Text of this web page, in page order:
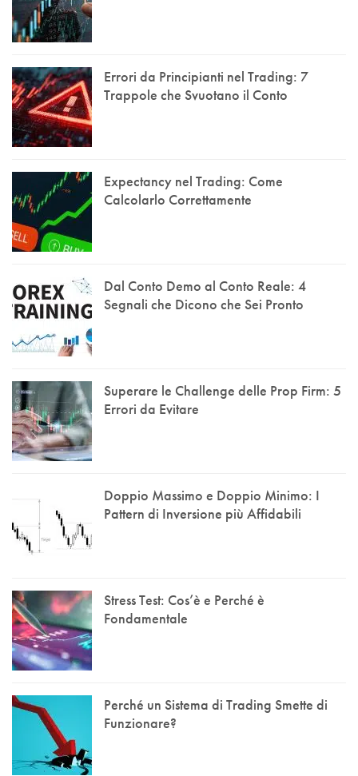
Errori da Principianti nel Trading: 7
Trappole che Svuotano il Conto
Expectancy nel Trading: Come
Calcolarlo Correttamente
Dal Conto Demo al Conto Reale: 4
Segnali che Dicono che Sei Pronto
Superare le Challenge delle Prop Firm: 5
Errori da Evitare
Doppio Massimo e Doppio Minimo: I
Pattern di Inversione più Affidabili
Stress Test: Cos’è e Perché è
Fondamentale
Perché un Sistema di Trading Smette di
Funzionare?